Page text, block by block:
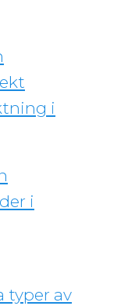
i
i
typer av